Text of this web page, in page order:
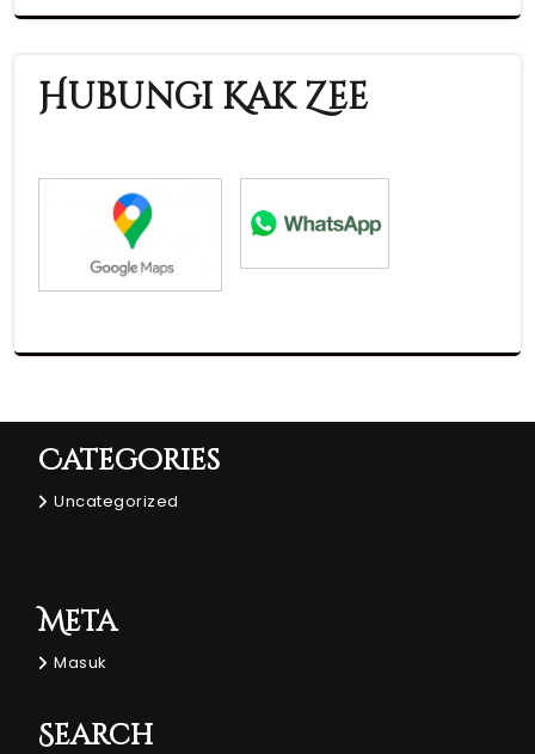
Hubungi Kak Zee
Categories
Uncategorized
Meta
Masuk
Search